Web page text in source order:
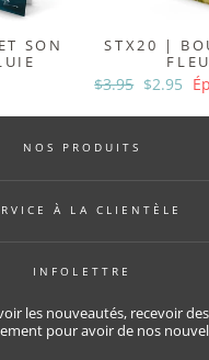
SON
STX20 |
Prix
$3.95 Prix
$2.95
NOS PRODUITS
À LA CLIENTÈLE
INFOLETTRE
les nouveautés, recevoir
pour avoir de nos